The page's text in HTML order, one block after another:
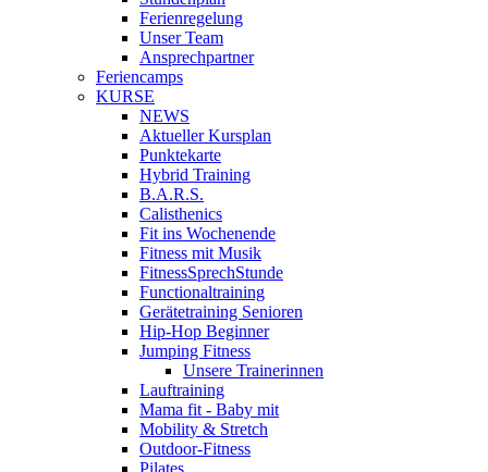
Ferienregelung
Unser Team
Ansprechpartner
Feriencamps
KURSE
NEWS
Aktueller Kursplan
Punktekarte
Hybrid Training
B.A.R.S.
Calisthenics
Fit ins Wochenende
Fitness mit Musik
FitnessSprechStunde
Functionaltraining
Gerätetraining Senioren
Hip-Hop Beginner
Jumping Fitness
Unsere Trainerinnen
Lauftraining
Mama fit - Baby mit
Mobility & Stretch
Outdoor-Fitness
Pilates